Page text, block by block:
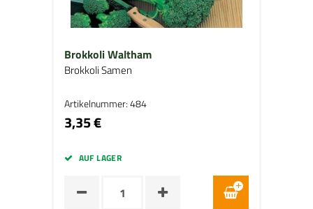
Brokkoli Waltham
Brokkoli Samen
Artikelnummer: 484
3,35 €
AUF LAGER